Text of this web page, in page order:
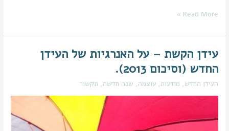
Read More »
עידן הקשת – על האנרגיות של העידן
החדש (וסיכום 2013).
העידן החדש, מודעות,עוצמה, שנה חדשה, תקשור
עידן
הקשת
–
על
החדש